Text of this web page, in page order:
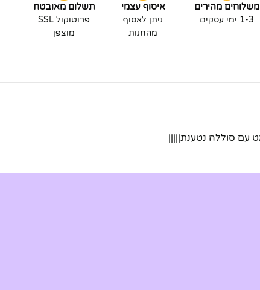
משלוחים מהירים
1-3 ימי עסקים
איסוף עצמי
ניתן לאסוף
מהחנות
תשלום מאובטח
פרוטוקול SSL
מוצפן